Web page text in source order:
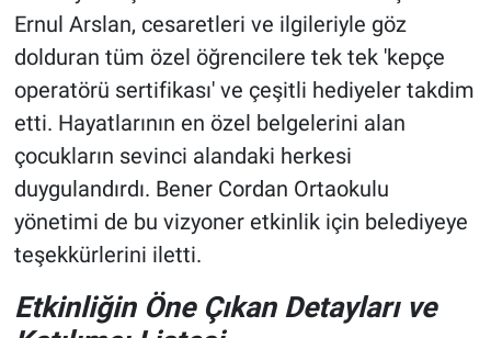
Ernul Arslan, cesaretleri ve ilgileriyle göz
dolduran tüm özel öğrencilere tek tek 'kepçe
operatörü sertifikası' ve çeşitli hediyeler takdim
etti. Hayatlarının en özel belgelerini alan
çocukların sevinci alandaki herkesi
duygulandırdı. Bener Cordan Ortaokulu
yönetimi de bu vizyoner etkinlik için belediyeye
teşekkürlerini iletti.
Etkinliğin Öne Çıkan Detayları ve